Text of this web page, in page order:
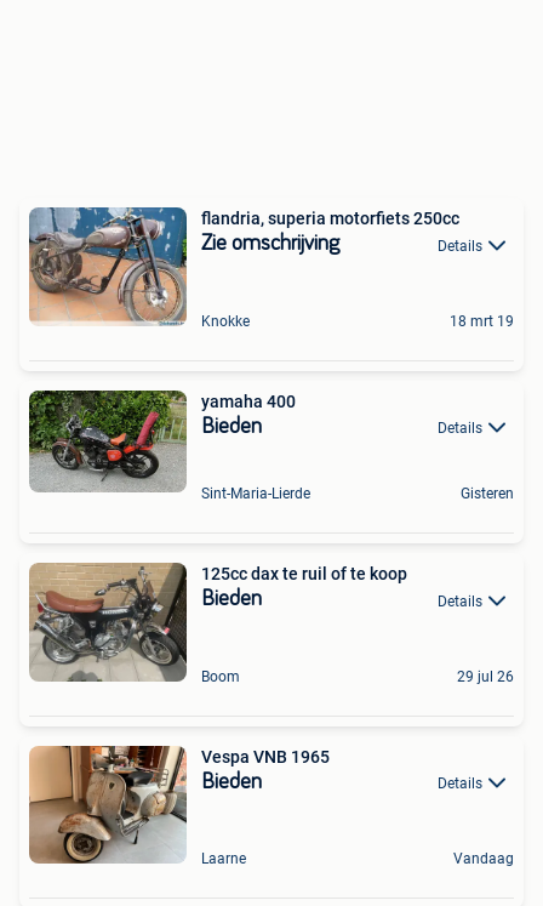
flandria, superia motorfiets 250cc
Zie omschrijving Details
Knokke 18 mrt 19
yamaha 400
Bieden Details
Sint-Maria-Lierde Gisteren
125cc dax te ruil of te koop
Bieden Details
Boom 29 jul 26
Vespa VNB 1965
Bieden Details
Laarne Vandaag